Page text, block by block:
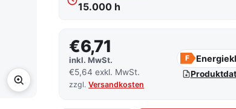
15.000 h
€6,71
inkl. MwSt.
€5,64 exkl. MwSt.
zzgl.Versandkosten
F